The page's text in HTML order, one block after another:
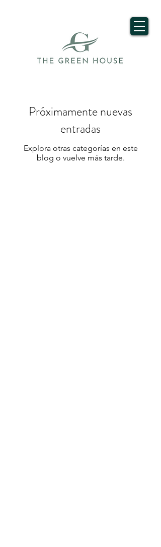
Próximamente nuevas
entradas
Explora otras categorías en este
blog o vuelve más tarde.